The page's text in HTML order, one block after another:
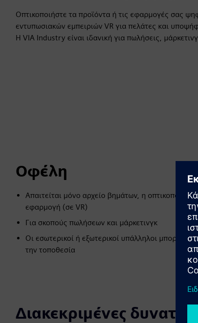
Οπτικοποιήστε τα προϊόντα ή τις εφαρμογές σας
εντυπωσιακών εμπειριών VR για πελάτες και
Η VIA Industry είναι ιδανική για πωλήσεις,
Οφέλη
Απαιτείται μόνο αρχείο βημάτων, η
εφαρμογή (σε VR)
Για σκοπούς πωλήσεων και μάρκετινγκ
Οι εσωτερικοί ή εξωτερικοί υπάλληλοι μπορούν
την τοποθεσία
Διακεκριμένες